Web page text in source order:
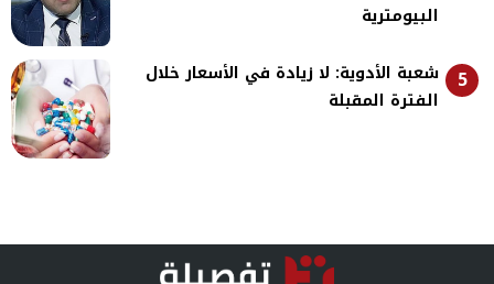
البيومترية
5
شعبة الأدوية: لا زيادة في الأسعار خلال
الفترة المقبلة